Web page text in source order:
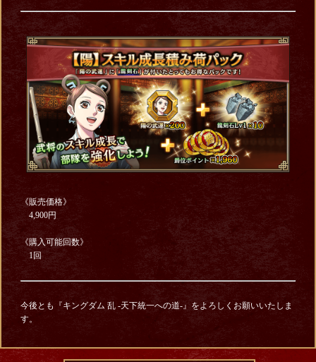
《販売価格》
4,900円
《購入可能回数》
1回
今後とも『キングダム 乱 -天下統一への道-』をよろしくお願いいたしま
す。